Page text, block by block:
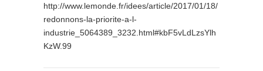
http://www.lemonde.fr/idees/article/2017/01/18/
redonnons-la-priorite-a-l-
industrie_5064389_3232.html#kbF5vLdLzsYlh
KzW.99